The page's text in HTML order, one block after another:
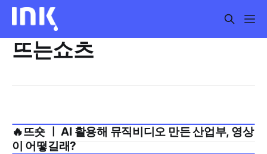
뜨는쇼츠
2025년 9월 2주
🔥뜨숏 ㅣ AI 활용해 뮤직비디오 만든 산업부, 영상
이 어떻길래?